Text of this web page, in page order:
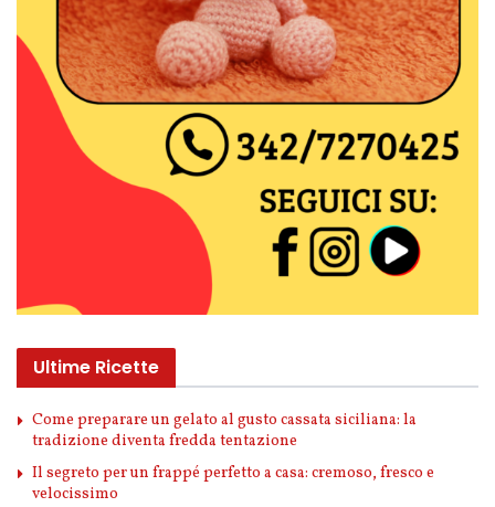
Ultime Ricette
Come preparare un gelato al gusto cassata siciliana: la
tradizione diventa fredda tentazione
Il segreto per un frappé perfetto a casa: cremoso, fresco e
velocissimo